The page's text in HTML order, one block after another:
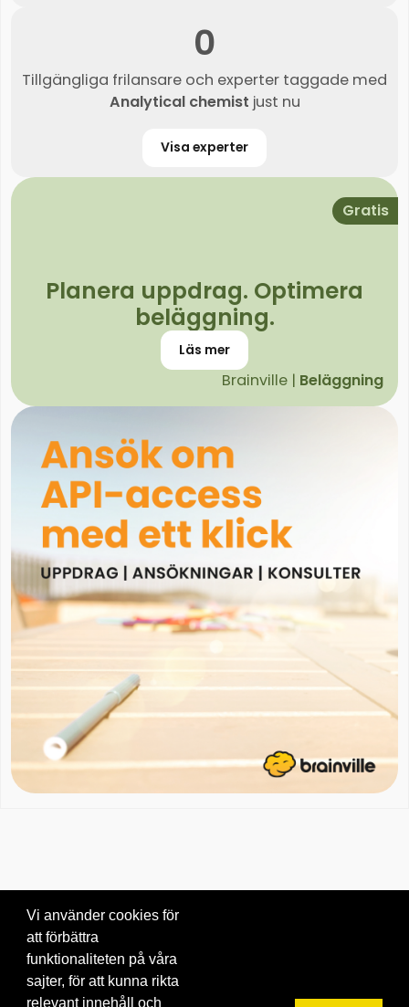
0
Tillgängliga frilansare och experter taggade med
Analytical chemist just nu
Visa experter
Gratis
Planera uppdrag. Optimera
beläggning.
Läs mer
Brainville | Beläggning
© 2026 Brainville AB. |Villkor för tjänsten
Vi använder cookies för
att förbättra
funktionaliteten på våra
sajter, för att kunna rikta
relevant innehåll och